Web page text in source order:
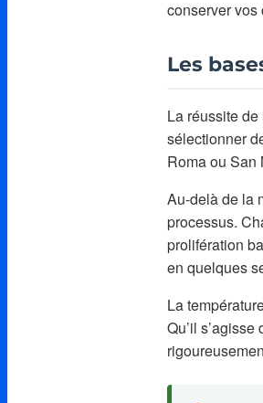
conserver vos
Les
La réussite
sélectionner
Roma ou San
Au-delà de la
processus.
prolifération
en quelques
La
Qu’il